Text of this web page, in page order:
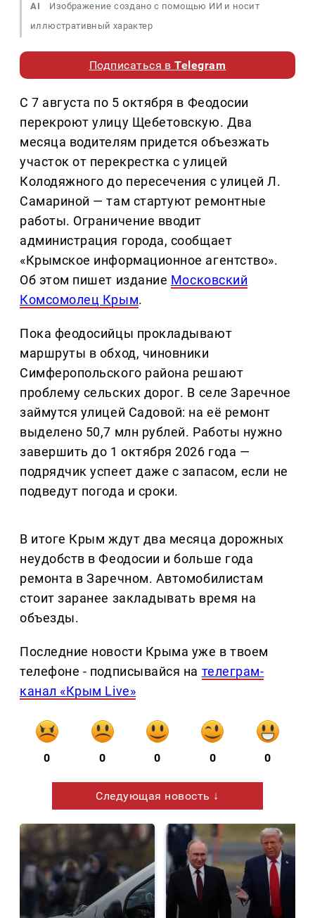
AI
Изображение создано с помощью ИИ и носит
иллюстративный характер
Подписаться вTelegram
С 7 августа по 5 октября в Феодосии
перекроют улицу Щебетовскую. Два
месяца водителям придется объезжать
участок от перекрестка с улицей
Колодяжного до пересечения с улицей Л.
Самариной — там стартуют ремонтные
работы. Ограничение вводит
администрация города, сообщает
«Крымское информационное агентство».
Об этом пишет издание Московский
Комсомолец Крым.
Пока феодосийцы прокладывают
маршруты в обход, чиновники
Симферопольского района решают
проблему сельских дорог. В селе Заречное
займутся улицей Садовой: на её ремонт
выделено 50,7 млн рублей. Работы нужно
завершить до 1 октября 2026 года —
подрядчик успеет даже с запасом, если не
подведут погода и сроки.
В итоге Крым ждут два месяца дорожных
неудобств в Феодосии и больше года
ремонта в Заречном. Автомобилистам
стоит заранее закладывать время на
объезды.
Последние новости Крыма уже в твоем
телефоне - подписывайся на телеграм-
канал «Крым Live»
0 0 0 0 0
Следующая новость ↓